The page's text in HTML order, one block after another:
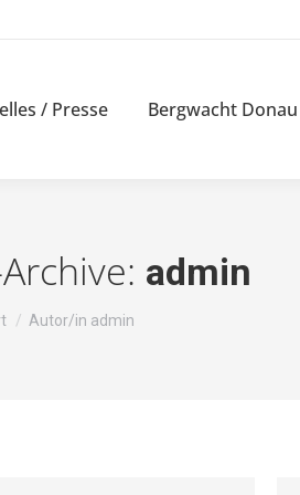
/ Presse Bergwacht
admin
sich hier:
Autor/in admin